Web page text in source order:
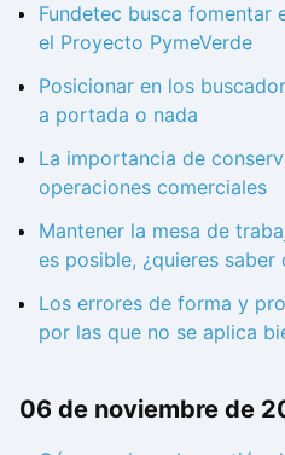
Fundetec busca fomentar
el Proyecto PymeVerde
Posicionar en los
a portada o nada
La importancia de
operaciones comerciales
Mantener la mesa de
es posible, ¿quieres saber
Los errores de forma y
por las que no se aplica
06 de noviembre de